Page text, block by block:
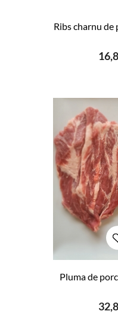
Ribs charnu de
Pluma de